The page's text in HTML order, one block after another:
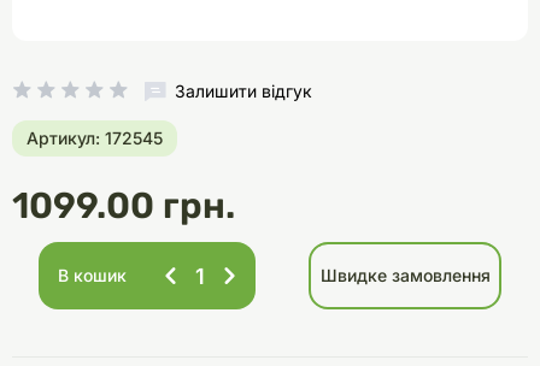
Залишити відгук
Артикул: 172545
1099.00 грн.
В кошик Швидке замовлення